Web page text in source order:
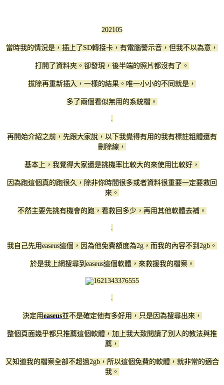
202105
當時我的情況是，插上了SD轉接卡，有電腦警示音，但我不以為意，
打開了資料夾。卻發現，後半端的照片都沒有了。
拔除再重新插入，一樣的結果。唯一小小的不同就是，
多了兩個看似無用的系統檔。
再開始介紹之前，先跟大家說，以下我覺得有用的我有標註粗體還有
刪除線，
基本上，我覺得大家還是挑機率比較大的來使用比較好，
因為跑這個真的跑很久，除非你時間很多或者資料很重要一定要救回
來。
不然主要先挑有機會的跑，看救回多少，再用其他軟體去補。
我自己先用easeus這個，因為他免費額度為2g，而我的內容不到2gb。
於是我上網搜尋到easeus這個軟體，來救援我的檔案。
決定用easeus並不是確定他有多好用，只是因為搜尋出來，
整個頁面幾乎都只推薦這個軟體，加上我大致閱讀了別人的教法與推
薦，
又知道我的檔案全部不超過2gb，所以這個免費的軟體，就非常的適合
我。